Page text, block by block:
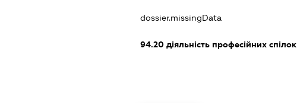
dossier.missingData
94.20 діяльність професійних спілок